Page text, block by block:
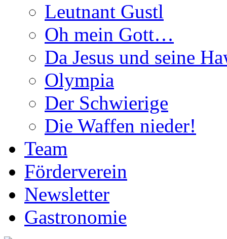
Leutnant Gustl
Oh mein Gott…
Da Jesus und seine
Olympia
Der Schwierige
Die Waffen nieder!
Team
Förderverein
Newsletter
Gastronomie